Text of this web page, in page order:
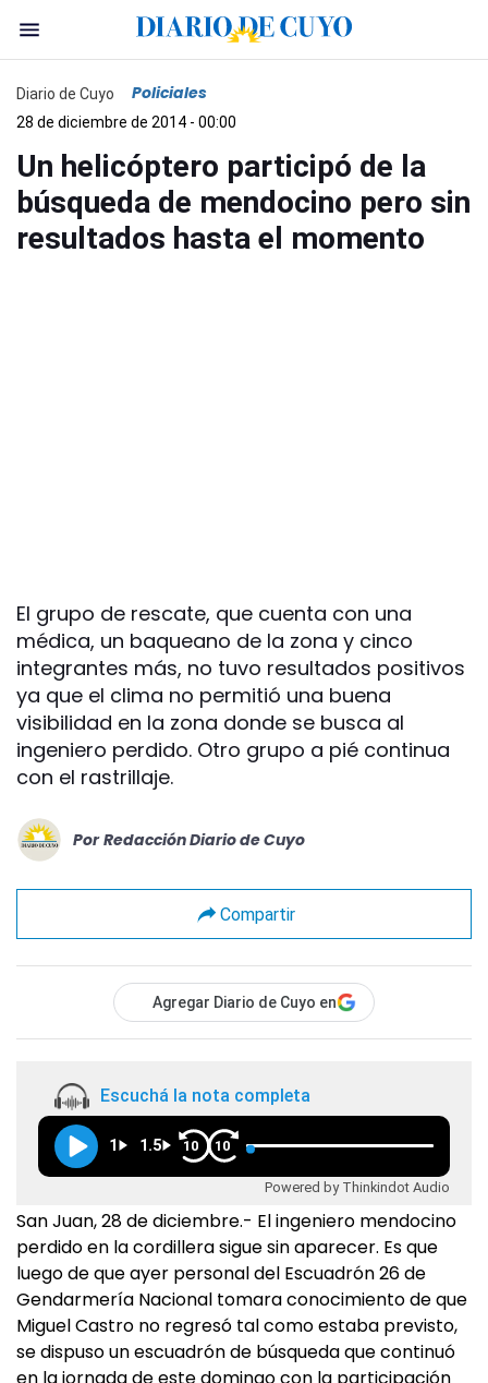
Diario de Cuyo Policiales
28 de diciembre de 2014 - 00:00
Un helicóptero participó de la
búsqueda de mendocino pero sin
resultados hasta el momento
El grupo de rescate, que cuenta con una
médica, un baqueano de la zona y cinco
integrantes más, no tuvo resultados positivos
ya que el clima no permitió una buena
visibilidad en la zona donde se busca al
ingeniero perdido. Otro grupo a pié continua
con el rastrillaje.
Por Redacción Diario de Cuyo
Compartir
Agregar Diario de Cuyo en
Escuchá la nota completa
1 1.5 10 10
Powered by Thinkindot Audio
San Juan, 28 de diciembre.- El ingeniero mendocino
perdido en la cordillera sigue sin aparecer. Es que
luego de que ayer personal del Escuadrón 26 de
Gendarmería Nacional tomara conocimiento de que
Miguel Castro no regresó tal como estaba previsto,
se dispuso un escuadrón de búsqueda que continuó